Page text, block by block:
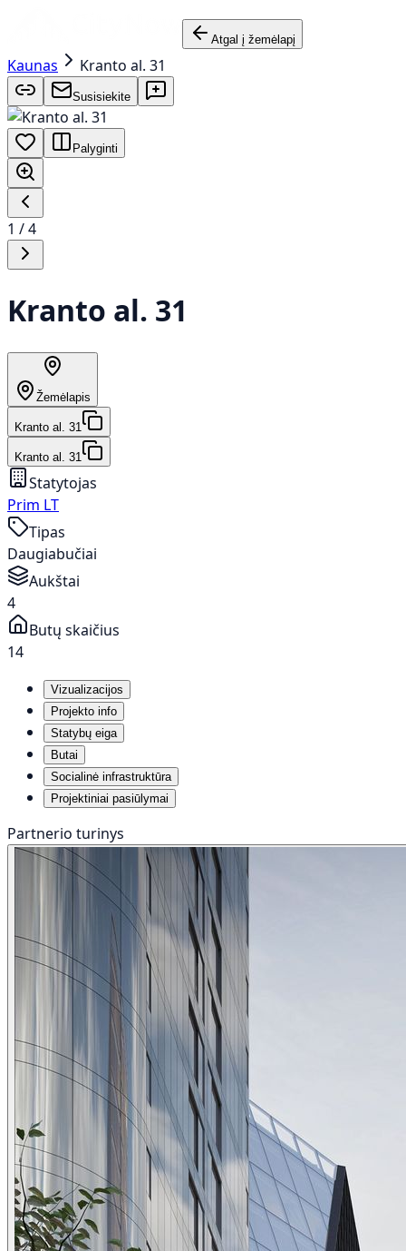
Atgal į žemėlapį
Kaunas Kranto al. 31
Susisiekite
Palyginti
1 /4
Kranto al. 31
Žemėlapis
Kranto al. 31
Kranto al. 31
Statytojas
Prim LT
Tipas
Daugiabučiai
Aukštai
4
Butų skaičius
14
Vizualizacijos
Projekto info
Statybų eiga
Butai
Socialinė infrastruktūra
Projektiniai pasiūlymai
Partnerio turinys